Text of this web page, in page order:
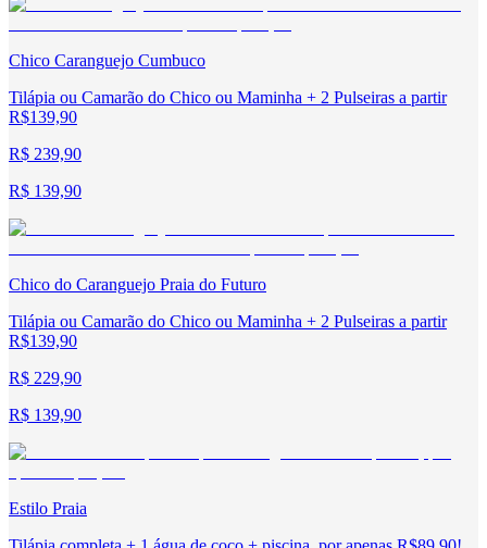
Chico Caranguejo Cumbuco
Tilápia ou Camarão do Chico ou Maminha + 2 Pulseiras a partir
R$139,90
R$ 239,90
R$ 139,90
Chico do Caranguejo Praia do Futuro
Tilápia ou Camarão do Chico ou Maminha + 2 Pulseiras a partir
R$139,90
R$ 229,90
R$ 139,90
Estilo Praia